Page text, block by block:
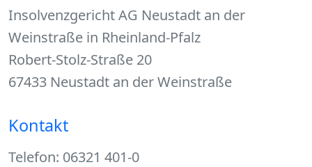
Insolvenzgericht AG Neustadt an der
Weinstraße in Rheinland-Pfalz
Robert-Stolz-Straße 20
67433 Neustadt an der Weinstraße
Kontakt
Telefon: 06321 401-0